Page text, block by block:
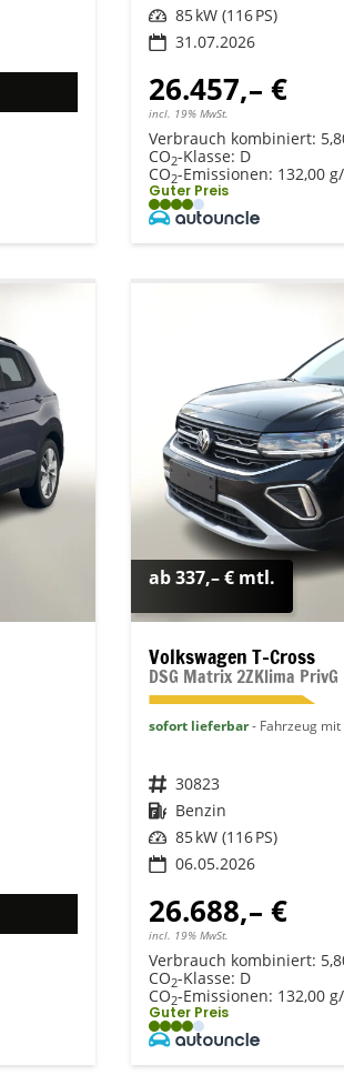
Leistung 85 kW (116 PS)
31.07.2026
26.457,– €
incl. 19% MwSt.
Verbrauch kombiniert:
CO2-Klasse: D
CO2-Emissionen: 132,00
Guter Preis
ab 337,– € mtl.
Volkswagen T-Cross
DSG Matrix 2ZKlima PrivG
sofort lieferbar Fahrzeug
Fahrzeugnr. 30823
Kraftstoff Benzin
Leistung 85 kW (116 PS)
06.05.2026
26.688,– €
incl. 19% MwSt.
Verbrauch kombiniert:
CO2-Klasse: D
CO2-Emissionen: 132,00
Guter Preis